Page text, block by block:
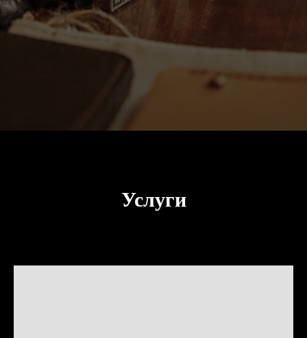
Услуги